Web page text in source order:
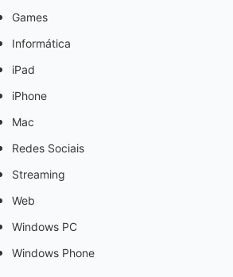
Games
Informática
iPad
iPhone
Mac
Redes Sociais
Streaming
Web
Windows PC
Windows Phone